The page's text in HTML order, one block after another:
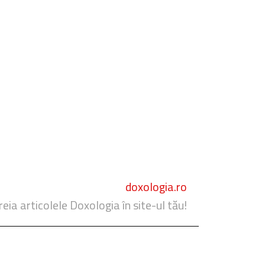
doxologia.ro
articolele Doxologia în site-ul tău!